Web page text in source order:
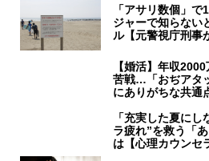
「アサリ数個」
ジャーで知らない
ル【元警視庁刑事
【婚活】年収
苦戦…「おぢアタ
にありがちな共通
「充実した夏に
ラ疲れ”を救う「
は【心理カウンセ